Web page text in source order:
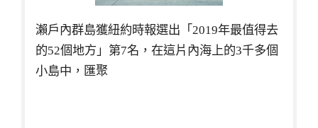
瀨戶內群島獲紐約時報選出「2019年最值得去
的52個地方」第7名，在這片內海上的3千多個
小島中，匯聚